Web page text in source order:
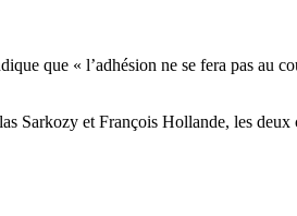
que « l’adhésion ne se fera pas
Sarkozy et François Hollande, les